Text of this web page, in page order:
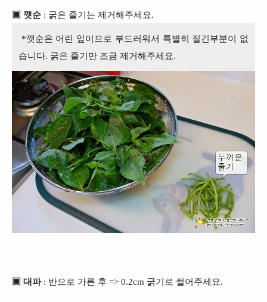
▣ 깻순 : 굵은 줄기는 제거해주세요.
*깻순은 어린 잎이므로 부드러워서 특별히 질긴부분이 없
습니다. 굵은 줄기만 조금 제거해주세요.
▣ 대파: 반으로 가른 후 => 0.2cm 굵기로 썰어주세요.